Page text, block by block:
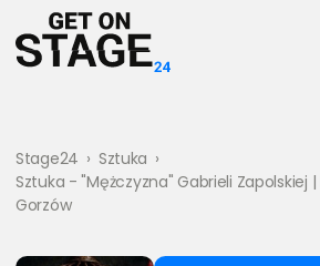
Stage24 › Sztuka ›
Sztuka - "Mężczyzna" Gabrieli Zapolskiej
Gorzów